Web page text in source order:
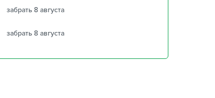
забрать 8 августа
забрать 8 августа